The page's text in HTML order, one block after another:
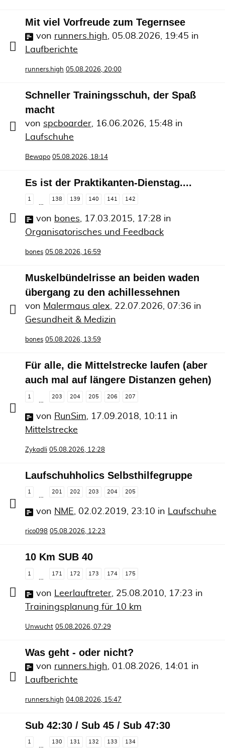
Mit viel Vorfreude zum Tegernsee
von runners.high 05.08.2026, 19:45 in
Laufberichte
runners.high 05.08.2026, 20:00
Schneller Trainingsschuh, der Spaß
macht
von spcboarder 16.06.2026, 15:48 in
Laufschuhe
Bewapo 05.08.2026, 18:14
Es ist der Praktikanten-Dienstag....
1
…
138 139 140 141 142
von bones, 17.03.2015, 17:28 in
Organisatorisches und Feedback
bones 05.08.2026, 16:59
Muskelbündelrisse an beiden waden
übergang zu den achillessehnen
von Malermaus alex, 22.07.2026, 07:36 in
Gesundheit & Medizin
bones 05.08.2026, 13:59
Für alle, die Mittelstrecke laufen (aber
auch mal auf längere Distanzen gehen)
1 203 204 205 206 207
von RunSim 17.09.2018, 10:11
in
Mittelstrecke
Zykadli 05.08.2026, 12:28
Laufschuhholics Selbsthilfegruppe
1
…
201 202 203 204 205
von NME, 02.02.2019, 23:10 in Laufschuhe
rico098 05.08.2026, 12:23
10 Km SUB 40
1 171 172 173 174 175
von Leerlauftreter 25.08.2010, 17:23 in
Trainingsplanung für 10 km
Unwucht 05.08.2026, 07:29
Was geht - oder nicht?
von runners.high 01.08.2026, 14:01
in
Laufberichte
runners.high 04.08.2026, 15:47
Sub 42:30 / Sub 45 / Sub 47:30
1
…
130 131 132 133 134